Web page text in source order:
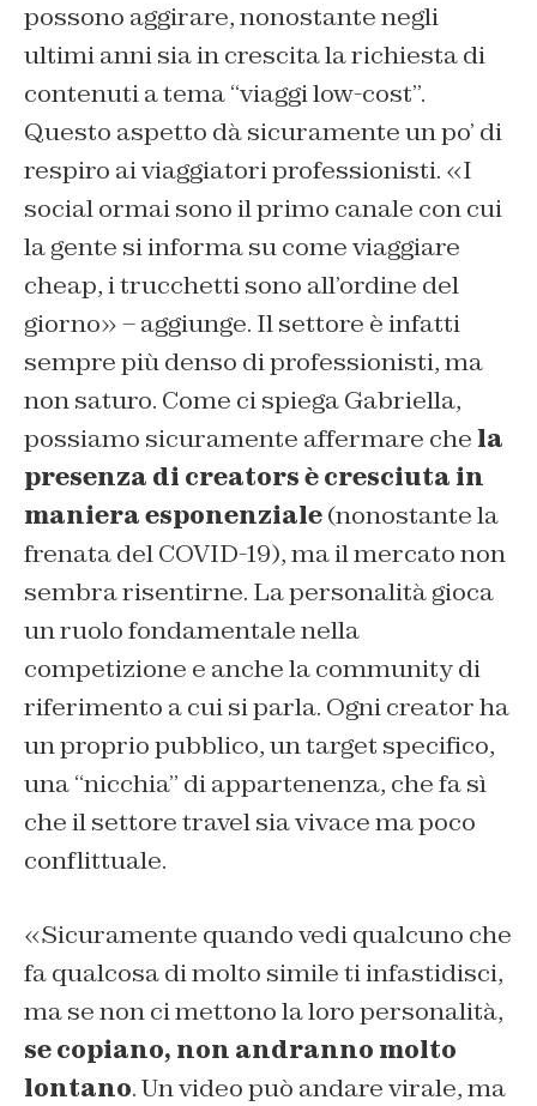
possono aggirare, nonostante negli
ultimi anni sia in crescita la richiesta di
contenuti a tema “viaggi low-cost”.
Questo aspetto dà sicuramente un po’ di
respiro ai viaggiatori professionisti. «I
social ormai sono il primo canale con cui
la gente si informa su come viaggiare
cheap, i trucchetti sono all’ordine del
giorno» – aggiunge. Il settore è infatti
sempre più denso di professionisti, ma
non saturo. Come ci spiega Gabriella,
possiamo sicuramente affermare che la
presenza di creators è cresciuta in
maniera esponenziale(nonostante la
frenata del COVID-19), ma il mercato non
sembra risentirne. La personalità gioca
un ruolo fondamentale nella
competizione e anche la community di
riferimento a cui si parla. Ogni creator ha
un proprio pubblico, un target specifico,
una “nicchia” di appartenenza, che fa sì
che il settore travel sia vivace ma poco
conflittuale.
«Sicuramente quando vedi qualcuno che
fa qualcosa di molto simile ti infastidisci,
ma se non ci mettono la loro personalità,
se copiano, non andranno molto
lontano. Un video può andare virale, ma